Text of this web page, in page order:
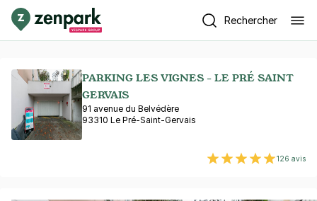
Rechercher
PARKING LES VIGNES - LE PRÉ SAINT
GERVAIS
91 avenue du Belvédère
93310 Le Pré-Saint-Gervais
126 avis